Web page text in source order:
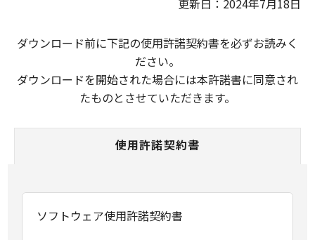
更新日：2024年7月18日
ダウンロード前に下記の使用許諾契約書を必ずお読みく
ださい。
ダウンロードを開始された場合には本許諾書に同意され
たものとさせていただきます。
使用許諾契約書
ソフトウェア使用許諾契約書